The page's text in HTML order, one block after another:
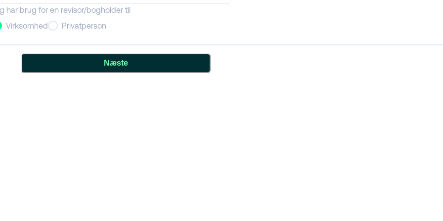
har brug for en revisor/bogholder til
Virksomhed
Privatperson
Næste